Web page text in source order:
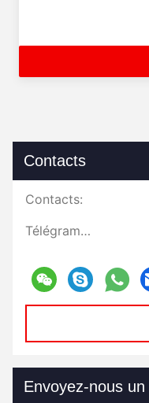
Contacts
Contacts:
Télégramme:
Envoyez-nous un